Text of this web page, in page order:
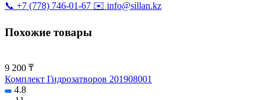
📞 +7 (778) 746-01-67 ✉️ info@sillan.kz
Похожие товары
9 200 ₸
Комплект Гидрозатворов 201908001
4.8